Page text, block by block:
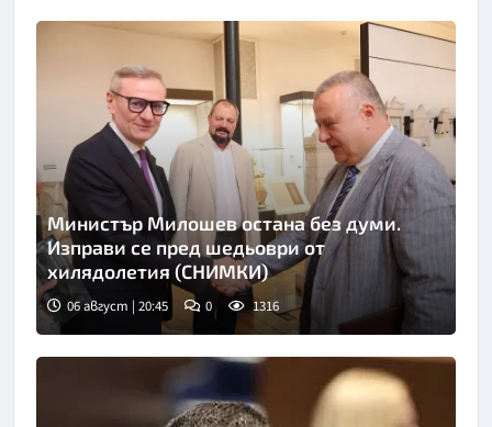
Министър Милошев остана без думи.
Изправи се пред шедьоври от
хилядолетия (СНИМКИ)
06 август | 20:45 0 1316